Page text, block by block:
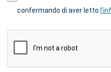
confermando di aver letto